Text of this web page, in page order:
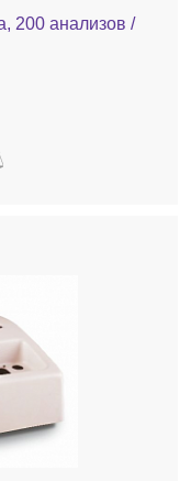
200 анализов /